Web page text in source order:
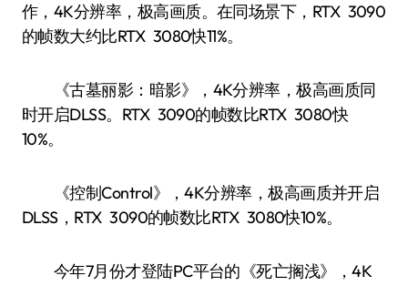
作，4K分辨率，极高画质。在同场景下，RTX 3090
的帧数大约比RTX 3080快11%。
《古墓丽影：暗影》，4K分辨率，极高画质同
时开启DLSS。RTX 3090的帧数比RTX 3080快
10%。
《控制Control》，4K分辨率，极高画质并开启
DLSS，RTX 3090的帧数比RTX 3080快10%。
今年7月份才登陆PC平台的《死亡搁浅》，4K